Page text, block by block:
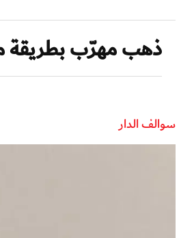
ذهب مهرّب بطريقة
سوالف الدار